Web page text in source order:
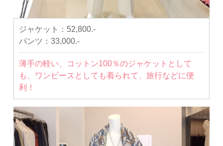
ジャケット： 52,800.-
パンツ： 33,000.-
薄手の軽い、コットン100％のジャケットとして
も、ワンピースとしても着られて、旅行などに便
利！